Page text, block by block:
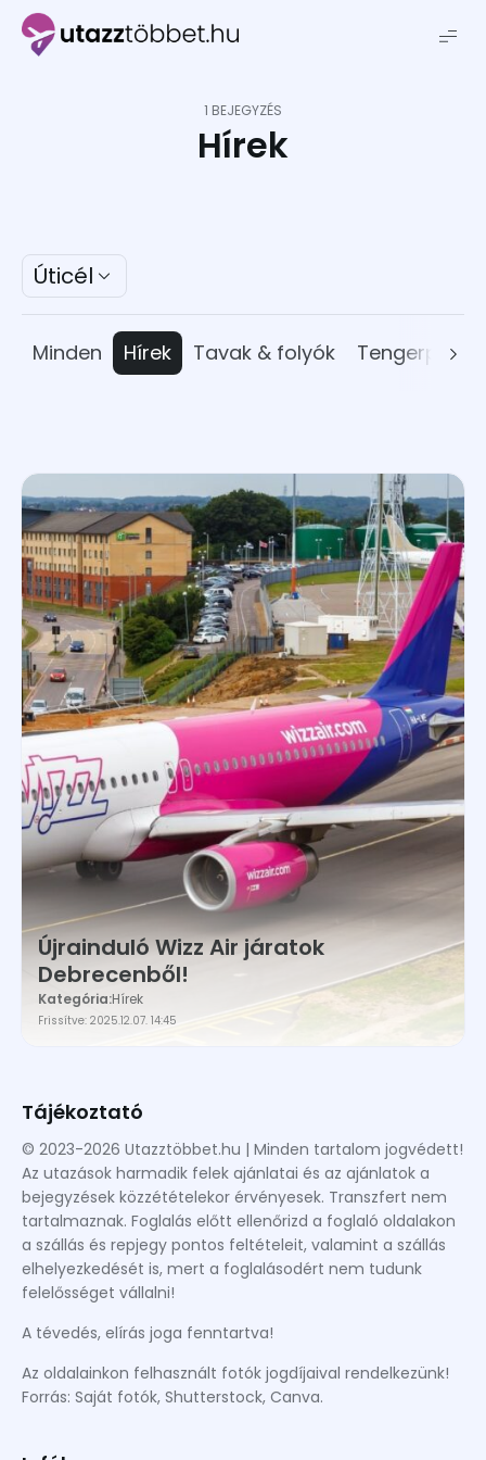
Utazztöbbet.hu
1 BEJEGYZÉS
Hírek
Úticél
Minden Hírek Tavak & folyók Tengerpart
Újrainduló Wizz Air járatok
Debrecenből!
Kategória:Hírek
Frissítve: 2025.12.07. 14:45
Tájékoztató
© 2023-2026 Utazztöbbet.hu | Minden tartalom jogvédett!
Az utazások harmadik felek ajánlatai és az ajánlatok a
bejegyzések közzétételekor érvényesek. Transzfert nem
tartalmaznak. Foglalás előtt ellenőrizd a foglaló oldalakon
a szállás és repjegy pontos feltételeit, valamint a szállás
elhelyezkedését is, mert a foglalásodért nem tudunk
felelősséget vállalni!
A tévedés, elírás joga fenntartva!
Az oldalainkon felhasznált fotók jogdíjaival rendelkezünk!
Forrás: Saját fotók, Shutterstock, Canva.